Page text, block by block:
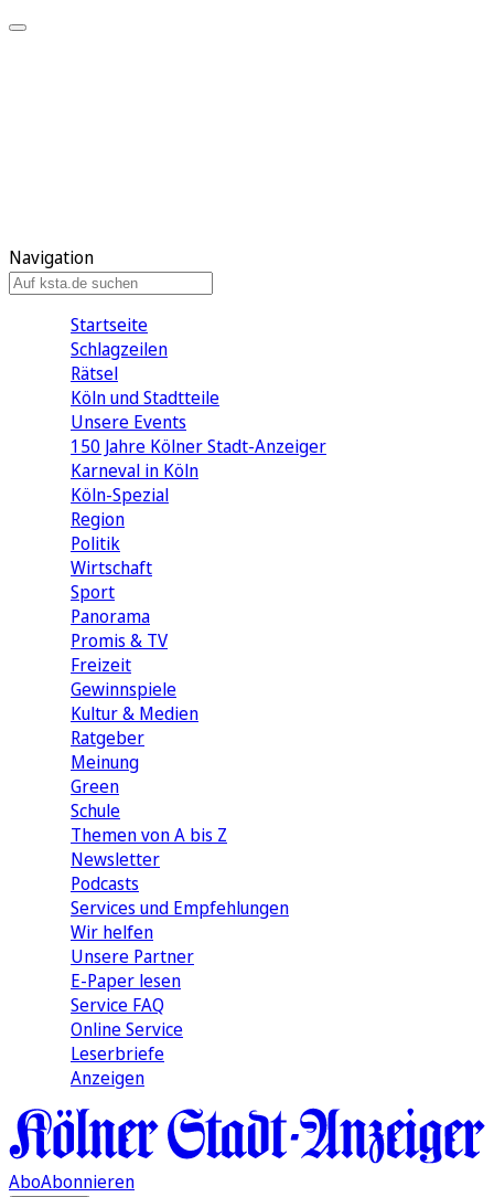
Navigation
Startseite
Schlagzeilen
Rätsel
Köln und Stadtteile
Unsere Events
150 Jahre Kölner Stadt-Anzeiger
Karneval in Köln
Köln-Spezial
Region
Politik
Wirtschaft
Sport
Panorama
Promis & TV
Freizeit
Gewinnspiele
Kultur & Medien
Ratgeber
Meinung
Green
Schule
Themen von A bis Z
Newsletter
Podcasts
Services und Empfehlungen
Wir helfen
Unsere Partner
E-Paper lesen
Service FAQ
Online Service
Leserbriefe
Anzeigen
AboAbonnieren